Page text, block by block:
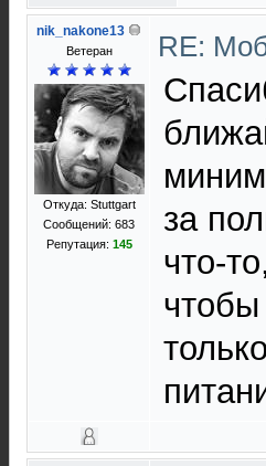
nik_nakone13
Ветеран
Откуда: Stuttgart
Сообщений: 683
Репутация: 145
RE:
за
что-
чтобы